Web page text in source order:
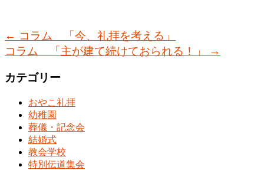
← コラム 「今、礼拝を考える」
コラム 「主が建て続けておられる！」
→
カテゴリー
おやこ礼拝
幼稚園
葬儀・記念会
結婚式
教会学校
特別伝道集会